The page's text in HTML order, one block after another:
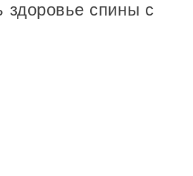
здоровье спины с